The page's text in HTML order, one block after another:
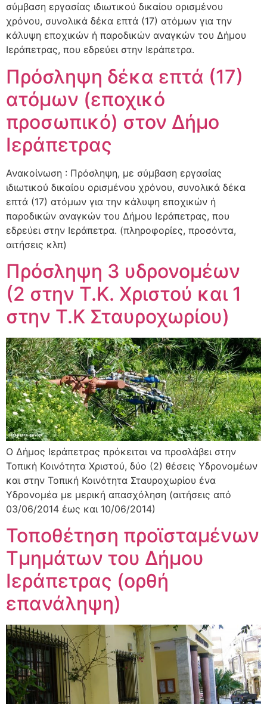
σύμβαση εργασίας ιδιωτικού δικαίου ορισμένου
χρόνου, συνολικά δέκα επτά (17) ατόμων για την
κάλυψη εποχικών ή παροδικών αναγκών του Δήμου
Ιεράπετρας, που εδρεύει στην Ιεράπετρα.
Πρόσληψη δέκα επτά (17)
ατόμων (εποχικό
προσωπικό) στον Δήμο
Ιεράπετρας
Ανακοίνωση : Πρόσληψη, με σύμβαση εργασίας
ιδιωτικού δικαίου ορισμένου χρόνου, συνολικά δέκα
επτά (17) ατόμων για την κάλυψη εποχικών ή
παροδικών αναγκών του Δήμου Ιεράπετρας, που
εδρεύει στην Ιεράπετρα. (πληροφορίες, προσόντα,
αιτήσεις κλπ)
Πρόσληψη 3 υδρονομέων
(2 στην Τ.Κ. Χριστού και 1
στην Τ.Κ Σταυροχωρίου)
O Δήμος Ιεράπετρας πρόκειται να προσλάβει στην
Τοπική Κοινότητα Χριστού, δύο (2) θέσεις Υδρονομέων
και στην Τοπική Κοινότητα Σταυροχωρίου ένα
Υδρονομέα με μερική απασχόληση (αιτήσεις από
03/06/2014 έως και 10/06/2014)
Τοποθέτηση προϊσταμένων
Τμημάτων του Δήμου
Ιεράπετρας (ορθή
επανάληψη)